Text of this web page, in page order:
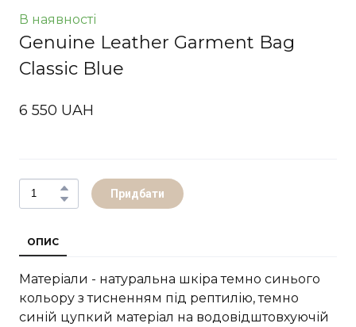
В наявності
Genuine Leather Garment Bag
Classic Blue
6 550 UAH
Придбати
ОПИС
Матеріали - натуральна шкіра темно синього
кольору з тисненням під рептилію, темно
синій цупкий матеріал на водовідштовхуючій